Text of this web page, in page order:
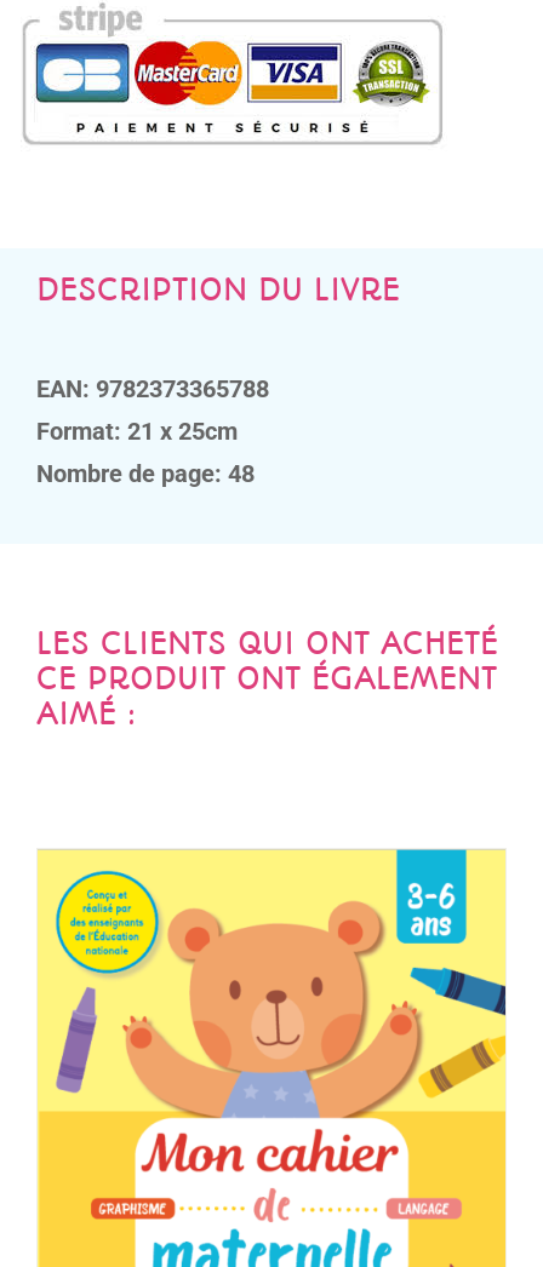
DESCRIPTION DU LIVRE
EAN: 9782373365788
Format: 21 x 25cm
Nombre de page: 48
LES CLIENTS QUI ONT ACHETÉ
CE PRODUIT ONT ÉGALEMENT
AIMÉ :